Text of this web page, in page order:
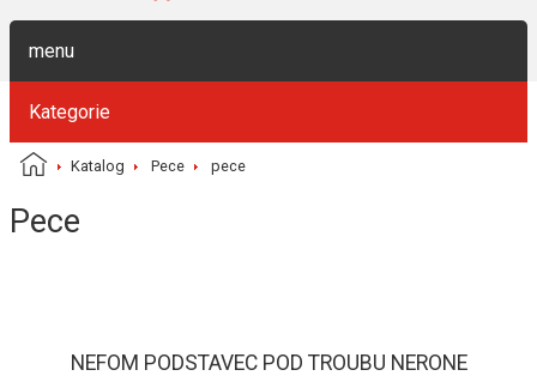
menu
Kategorie
Katalog Pece pece
Pece
NEFOM PODSTAVEC POD TROUBU NERONE